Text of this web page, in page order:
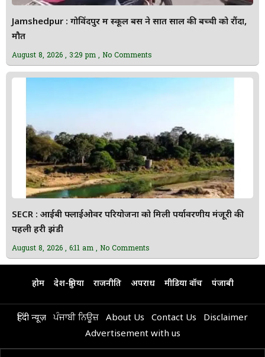
Jamshedpur : गोविंदपुर में स्कूल बस ने सात साल की बच्ची को रौंदा,
मौत
August 8, 2026 3:29 pm No Comments
SECR : आईबी फ्लाईओवर परियोजना को मिली पर्यावरणीय मंजूरी की
पहली हरी झंडी
August 8, 2026 6:11 am No Comments
होम देश-दुनिया राजनीति अपराध मीडिया वॉच पंजाबी
हिंदी न्यूज़ ਪੰਜਾਬੀ ਨਿਊਜ਼ About Us Contact Us
Disclaimer
Advertisement with us